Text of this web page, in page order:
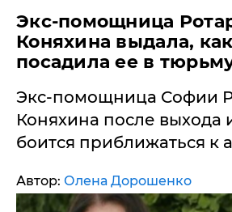
Экс-помощница
Коняхина выдала,
посадила ее в
Экс-помощница Софии
Коняхина после выхода
боится приближаться к
Автор: Олена Дорошенко